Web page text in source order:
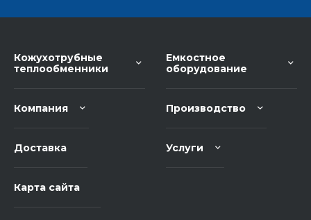
Кожухотрубные
теплообменники
Емкостное
оборудование
Компания
Доставка
Карта сайта
Производство
Услуги